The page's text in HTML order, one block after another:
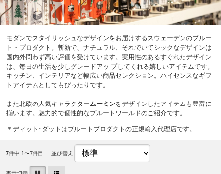
モダンでスタイリッシュなデザインをお届けするスウェーデンのプルー
ト・プロダクト。斬新で、ナチュラル、それでいてシックなデザインは
国内外問わず高い評価を受けています。実用性のあるすぐれたデザイン
は、毎日の生活を少しグレードアッ プしてくれる嬉しいアイテムです。
キッチン、インテリアなど幅広い商品セレクション。ハイセンスなギフ
トアイテムとしてもぴったりです。
また北欧の人気キャラクタームーミンをデザインしたアイテムも豊富に
揃います。魅力的で個性的なプルートワールドのご紹介です。
＊ディット･ダットはプルートプロダクトの正規輸入代理店です。
7件中 1〜7件目 並び替え